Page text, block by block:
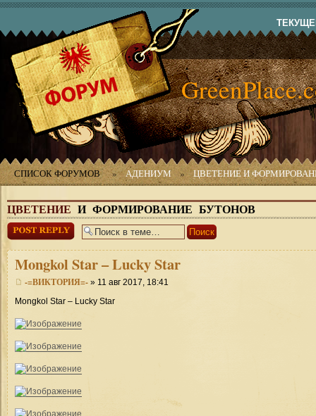
СПИСОК ФОРУМОВ » АДЕНИУМ » ЦВЕТЕНИЕ И
ЦВЕТЕНИЕ И ФОРМИРОВАНИЕ БУТОНОВ
Ответить
Mongkol Star – Lucky Star
-=ВИКТОРИЯ=- » 11 авг 2017, 18:41
Mongkol Star – Lucky Star